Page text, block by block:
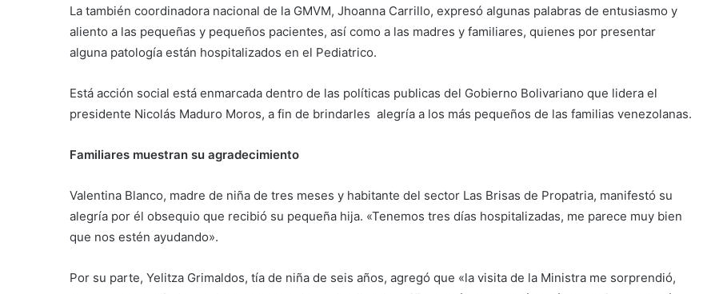
La también coordinadora nacional de la GMVM, Jhoanna Carrillo, expresó algunas palabras de entusiasmo y
aliento a las pequeñas y pequeños pacientes, así como a las madres y familiares, quienes por presentar
alguna patología están hospitalizados en el Pediatrico.
Está acción social está enmarcada dentro de las políticas publicas del Gobierno Bolivariano que lidera el
presidente Nicolás Maduro Moros, a fin de brindarles alegría a los más pequeños de las familias venezolanas.
Familiares muestran su agradecimiento
Valentina Blanco, madre de niña de tres meses y habitante del sector Las Brisas de Propatria, manifestó su
alegría por él obsequio que recibió su pequeña hija. «Tenemos tres días hospitalizadas, me parece muy bien
que nos estén ayudando».
Por su parte, Yelitza Grimaldos, tía de niña de seis años, agregó que «la visita de la Ministra me sorprendió,